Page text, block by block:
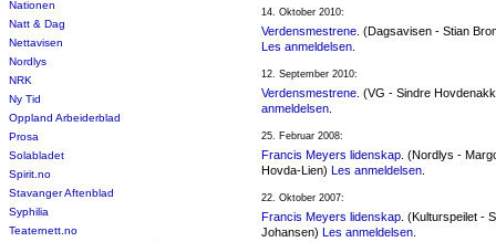
Nationen
Natt & Dag
Nettavisen
Nordlys
NRK
Ny Tid
Oppland Arbeiderblad
Prosa
Solabladet
Spirit.no
Stavanger Aftenblad
Syphilia
Teaternett.no
14. Oktober 2010:
Verdensmestrene . (Dagsavisen - Stian
Les anmeldelsen
12. September 2010:
Verdensmestrene . (VG - Sindre
anmeldelsen
25. Februar 2008:
Francis Meyers lidenskap . (Nordlys -
Hovda-Lien) Les anmeldelsen
22. Oktober 2007:
Francis Meyers lidenskap . (Kulturspeilet -
Johansen) Les anmeldelsen